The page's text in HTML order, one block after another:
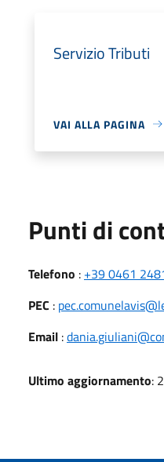
Servizio Tributi
VAI ALLA PAGINA
Punti di
Telefono : +39 0461
PEC :
Email :
Ultimo aggiornamento: